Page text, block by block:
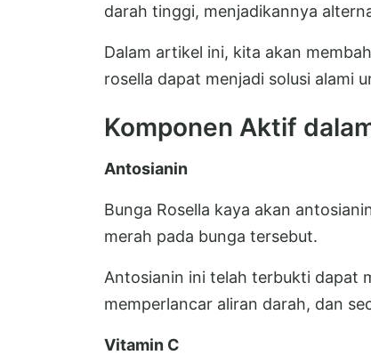
darah tinggi, menjadikannya
Dalam artikel ini, kita akan
rosella dapat menjadi solusi alami
Komponen Aktif
Antosianin
Bunga Rosella kaya akan
merah pada bunga tersebut.
Antosianin ini telah terbukti dapat
memperlancar aliran darah, dan
Vitamin C